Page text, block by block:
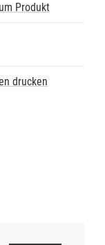
Produkt
drucken